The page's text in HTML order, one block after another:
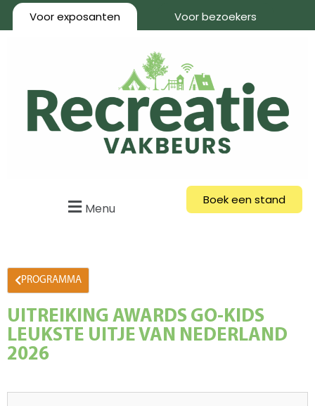
Voor exposanten Voor bezoekers
Menu
Boek een stand
PROGRAMMA
UITREIKING AWARDS GO-KIDS
LEUKSTE UITJE VAN NEDERLAND
2026